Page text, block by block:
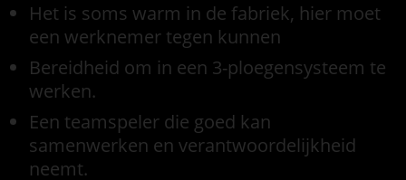
Het is soms warm in de fabriek, hier moet
een werknemer tegen kunnen
Bereidheid om in een 3-ploegensysteem te
werken.
Een teamspeler die goed kan
samenwerken en verantwoordelijkheid
neemt.